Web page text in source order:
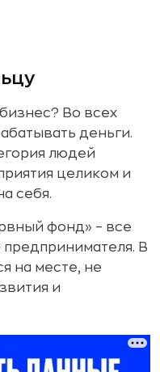
Во всех
деньги.
людей
целиком и
себя.
фонд» – все
предпринимателя. В
на месте, не
и